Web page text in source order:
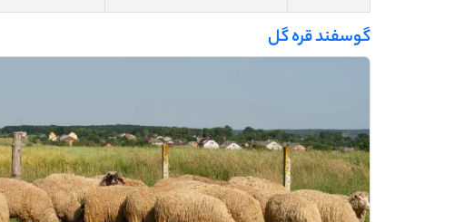
گوسفند قره گل